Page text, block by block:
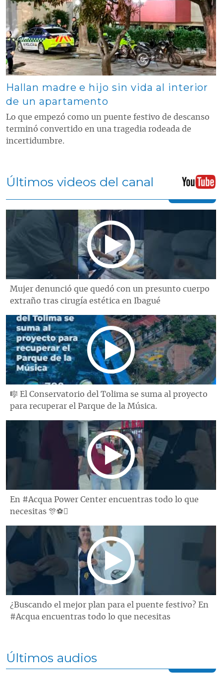
Hallan madre e hijo sin vida al interior
de un apartamento
Lo que empezó como un puente festivo de descanso
terminó convertido en una tragedia rodeada de
incertidumbre.
Últimos videos del canal
Mujer denunció que quedó con un presunto cuerpo
extraño tras cirugía estética en Ibagué
🎼 El Conservatorio del Tolima se suma al proyecto
para recuperar el Parque de la Música.
En #Acqua Power Center encuentras todo lo que
necesitas 🎊⚽️
¿Buscando el mejor plan para el puente festivo? En
#Acqua encuentras todo lo que necesitas
Últimos audios